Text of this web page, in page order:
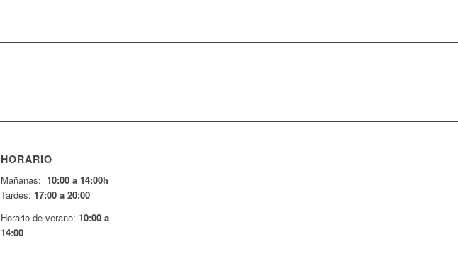
HORARIO
Mañanas: 10:00 a 14:00h
Tardes: 17:00 a 20:00
Horario de verano: 10:00 a
14:00